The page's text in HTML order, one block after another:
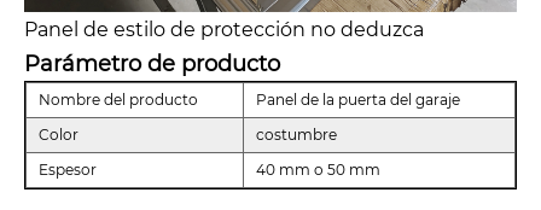
Panel de estilo de protección no deduzca
Parámetro de producto
Nombre del producto
Panel de la puerta del garaje
Color
costumbre
Espesor
40 mm o 50 mm